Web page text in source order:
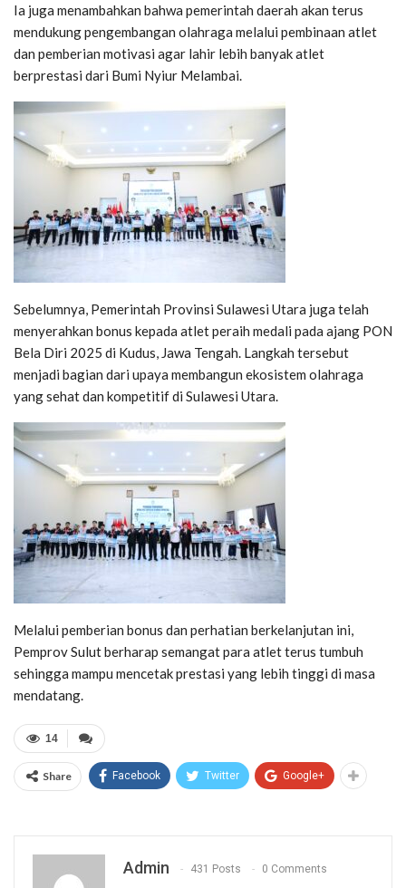
Ia juga menambahkan bahwa pemerintah daerah akan terus
mendukung pengembangan olahraga melalui pembinaan atlet
dan pemberian motivasi agar lahir lebih banyak atlet
berprestasi dari Bumi Nyiur Melambai.
Sebelumnya, Pemerintah Provinsi Sulawesi Utara juga telah
menyerahkan bonus kepada atlet peraih medali pada ajang PON
Bela Diri 2025 di Kudus, Jawa Tengah. Langkah tersebut
menjadi bagian dari upaya membangun ekosistem olahraga
yang sehat dan kompetitif di Sulawesi Utara.
Melalui pemberian bonus dan perhatian berkelanjutan ini,
Pemprov Sulut berharap semangat para atlet terus tumbuh
sehingga mampu mencetak prestasi yang lebih tinggi di masa
mendatang.
14
Share Facebook Twitter Google+
Admin 431 Posts 0 Comments